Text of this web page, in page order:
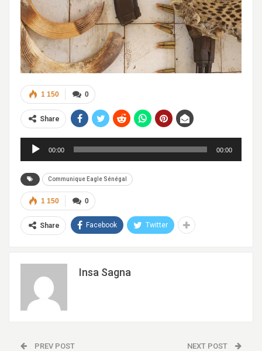
0
1 150
Share
Lecteur
audio
00:00 00:00
Communique Eagle Sénégal
0
1 150
Share Facebook Twitter
Insa Sagna
PREV POST NEXT POST